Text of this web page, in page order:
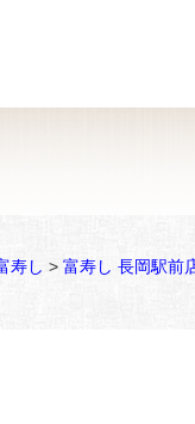
寿し > 富寿し 長岡駅前